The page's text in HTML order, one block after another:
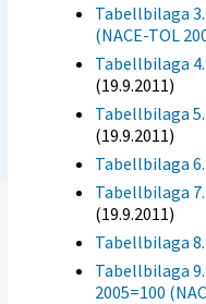
Tabellbilaga
(NACE-TOL
Tabellbilaga
(19.9.2011)
Tabellbilaga
(19.9.2011)
Tabellbilaga
Tabellbilaga
(19.9.2011)
Tabellbilaga
Tabellbilaga
2005=100